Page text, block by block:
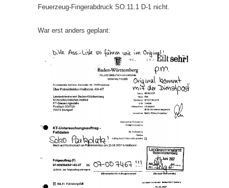
Feuerzeug-Fingerabdruck SO.11.1 D-1 nicht.
War erst anders geplant: